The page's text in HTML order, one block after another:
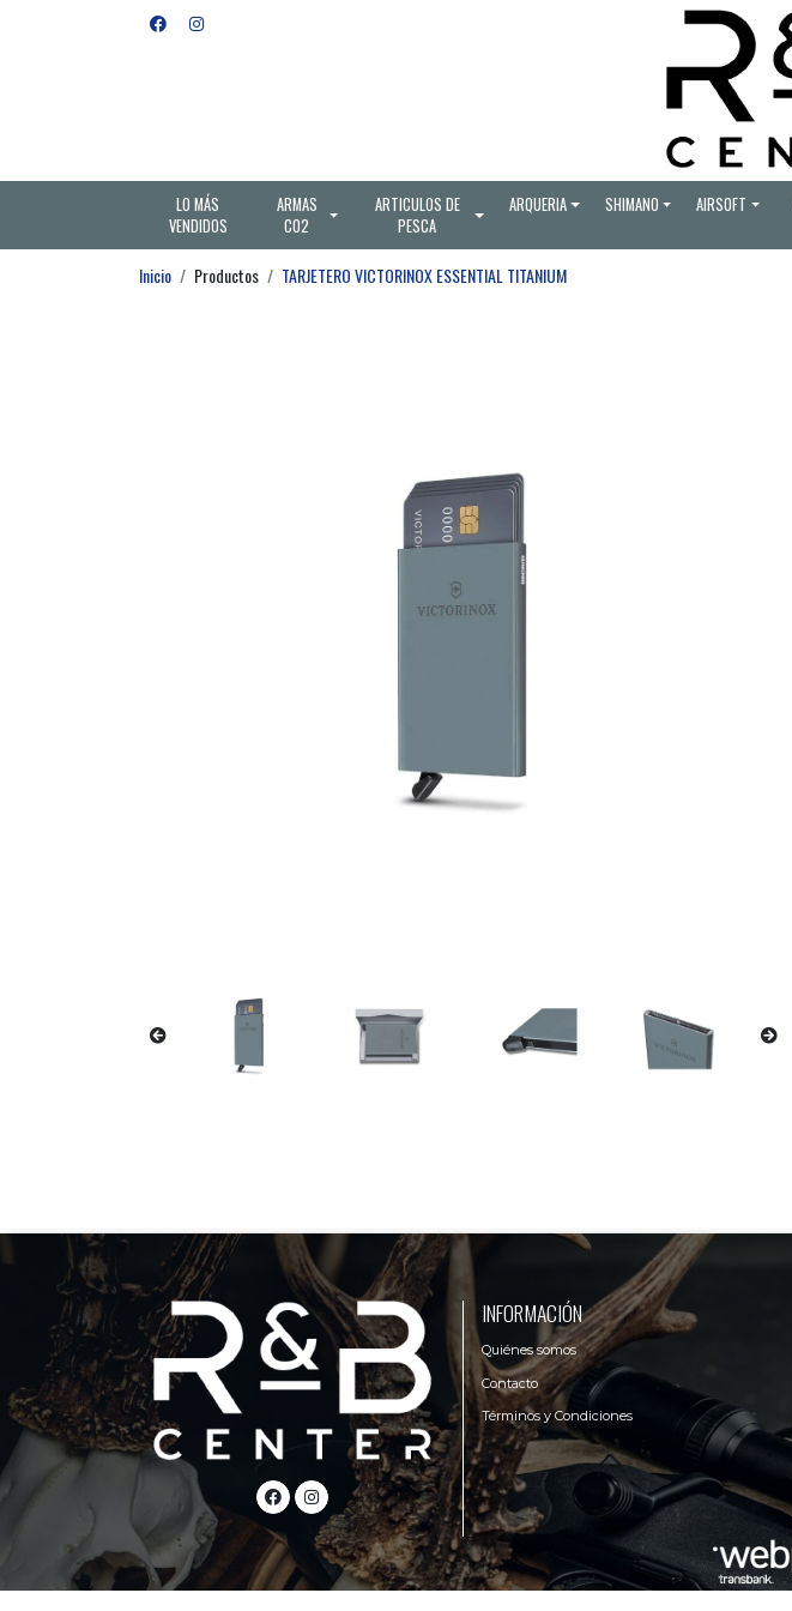
LO MÁS
VENDIDOS
ARMAS
CO2
ARTICULOS DE
PESCA
ARQUERIA SHIMANO AIRSOFT
Inicio Productos TARJETERO VICTORINOX ESSENTIAL TITANIUM
INFORMACIÓN
Quiénes somos
Contacto
Términos y Condiciones